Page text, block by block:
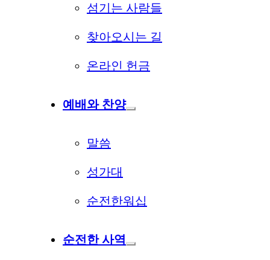
섬기는 사람들
찾아오시는 길
온라인 헌금
예배와 찬양
말씀
성가대
순전한워십
순전한 사역